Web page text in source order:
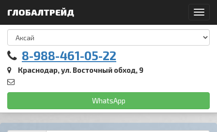
ГЛОБАЛТРЕЙД
8-988-461-05-22
Краснодар, ул. Восточный обход, 9
WhatsApp